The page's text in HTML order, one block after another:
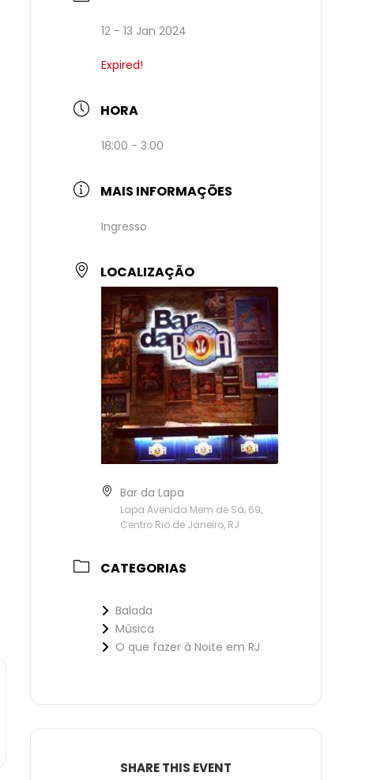
12 - 13 Jan 2024
Expired!
HORA
18:00 - 3:00
MAIS INFORMAÇÕES
Ingresso
LOCALIZAÇÃO
Bar da Lapa
Lapa Avenida Mem de Sá, 69,
Centro Rio de Janeiro, RJ
CATEGORIAS
Balada
Música
O que fazer à Noite em RJ
SHARE THIS EVENT